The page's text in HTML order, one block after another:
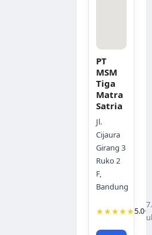
PT
MSM
Tiga
Matra
Satria
Jl.
Cijaura
Girang 3
Ruko 2
F,
Bandung
★★★★★5.0·